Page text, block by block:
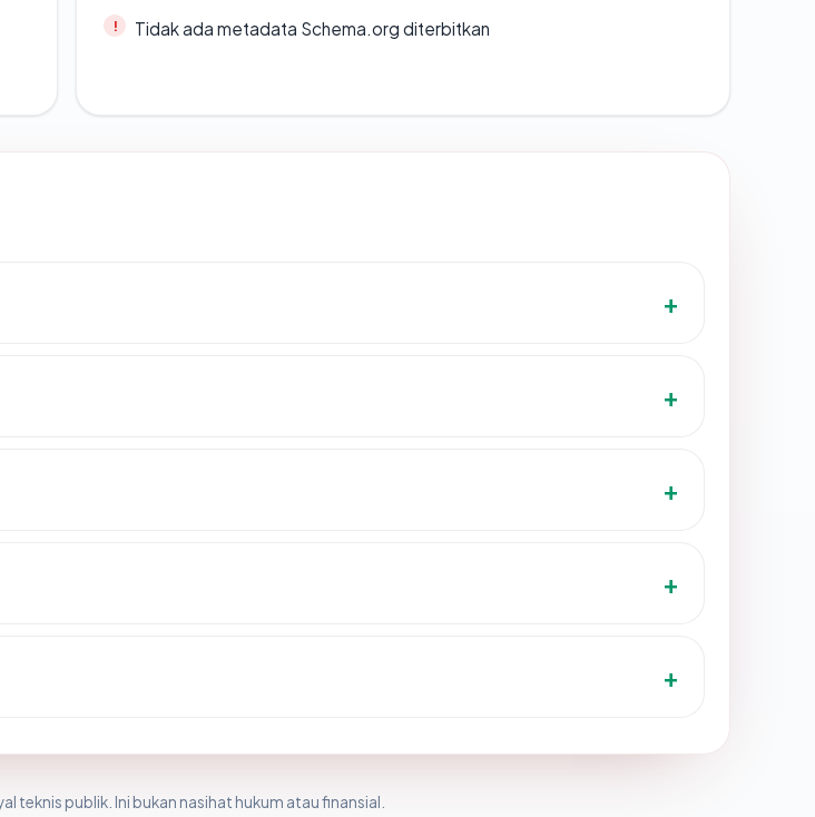
Tidak ada metadata Schema.org diterbitkan
teknis publik. Ini bukan nasihat hukum atau finansial.